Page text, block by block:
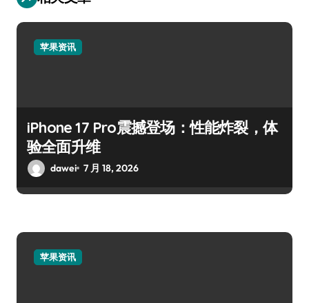
苹果资讯
iPhone 17 Pro震撼登场：性能炸裂，体
验全面升维
dawei 7 月 18, 2026
苹果资讯